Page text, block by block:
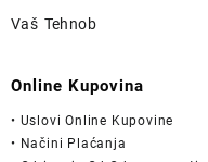
Vaš Tehnob
Online Kupovina
• Uslovi Online Kupovine
• Načini Plaćanja